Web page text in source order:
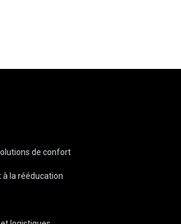
de confort
à la rééducation